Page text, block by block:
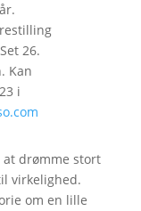
26.
Kan
i
at drømme stort
virkelighed.
om en lille